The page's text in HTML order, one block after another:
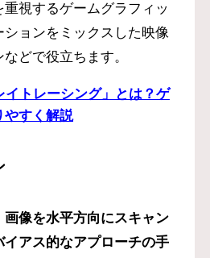
視するゲームグラフィッ
ションをミックスした映像
どで役立ちます。
イトレーシング」とは？ゲ
やすく解説
画像を水平方向にスキャン
イアス的なアプローチの手